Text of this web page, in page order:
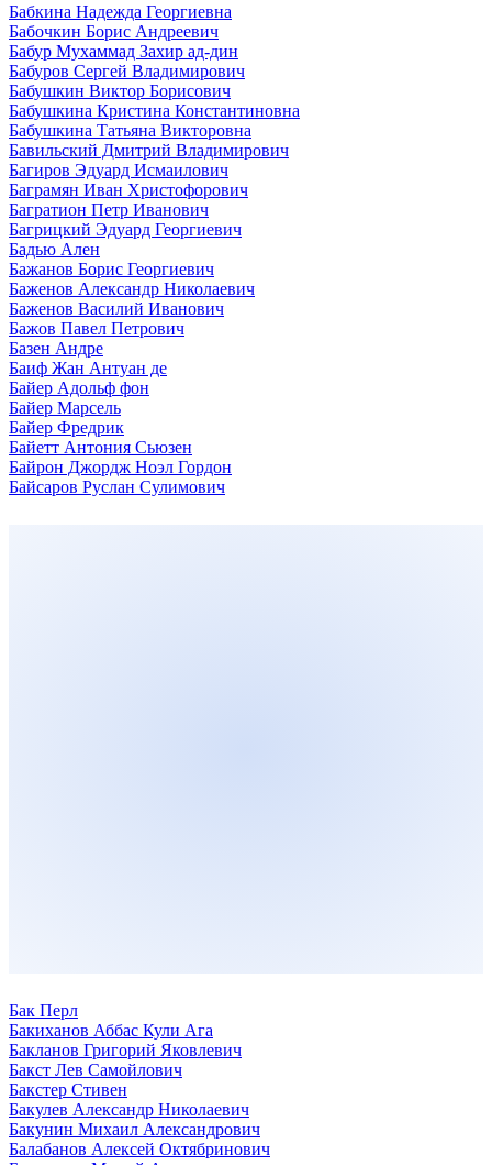
Бабкина Надежда Георгиевна
Бабочкин Борис Андреевич
Бабур Мухаммад Захир ад-дин
Бабуров Сергей Владимирович
Бабушкин Виктор Борисович
Бабушкина Кристина Константиновна
Бабушкина Татьяна Викторовна
Бавильский Дмитрий Владимирович
Багиров Эдуард Исмаилович
Баграмян Иван Христофорович
Багратион Петр Иванович
Багрицкий Эдуард Георгиевич
Бадью Ален
Бажанов Борис Георгиевич
Баженов Александр Николаевич
Баженов Василий Иванович
Бажов Павел Петрович
Базен Андре
Баиф Жан Антуан де
Байер Адольф фон
Байер Марсель
Байер Фредрик
Байетт Антония Сьюзен
Байрон Джордж Ноэл Гордон
Байсаров Руслан Сулимович
Бак Перл
Бакиханов Аббас Кули Ага
Бакланов Григорий Яковлевич
Бакст Лев Самойлович
Бакстер Стивен
Бакулев Александр Николаевич
Бакунин Михаил Александрович
Балабанов Алексей Октябринович